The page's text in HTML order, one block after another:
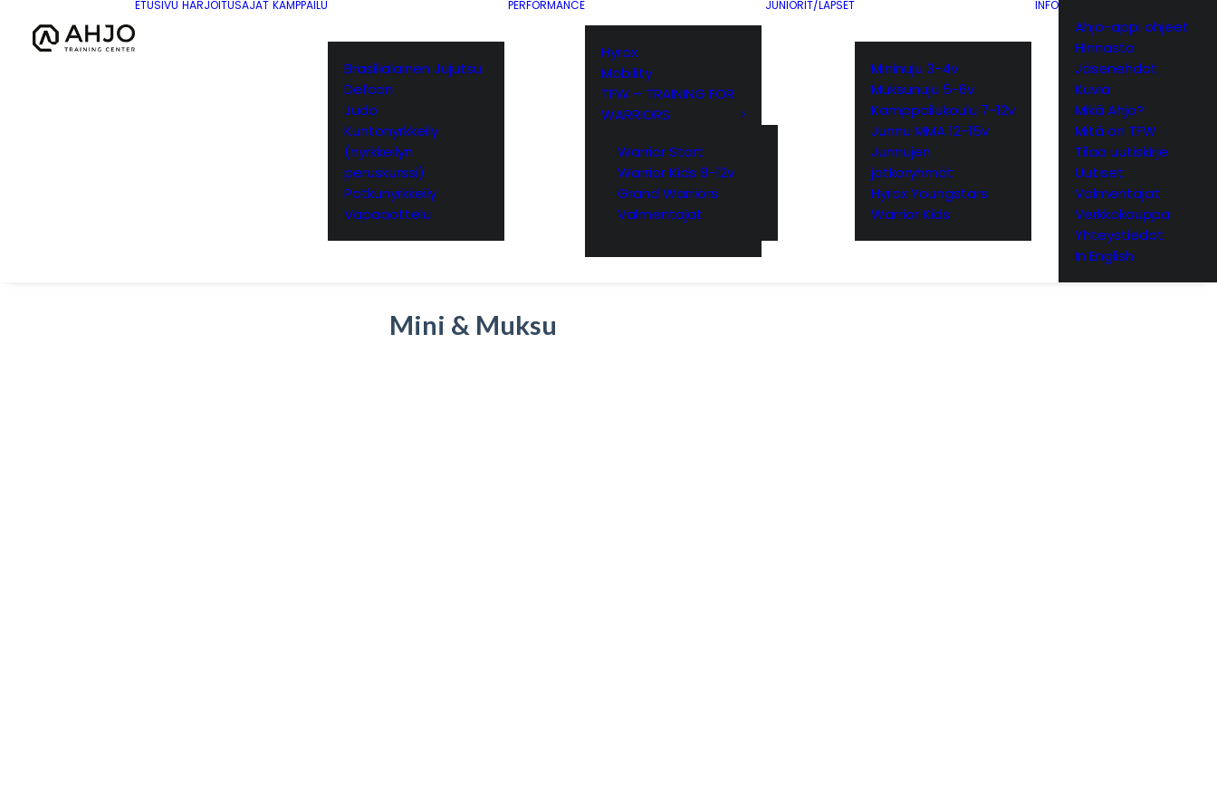
ETUSIVU HARJOITUSAJAT KAMPPAILU
Brasilialainen Jujutsu
Defcon
Judo
Kuntonyrkkeily
(nyrkkeilyn
peruskurssi)
Potkunyrkkeily
Vapaaottelu
PERFORMANCE
Hyrox
Mobility
TFW – TRAINING FOR
WARRIORS
Warrior Start
Warrior Kids 8-12v
Grand Warriors
Valmentajat
JUNIORIT/LAPSET
Mininuju 3-4v
Muksunuju 5-6v
Kamppailukoulu 7-12v
Junnu MMA 12-15v
Junnujen
jatkoryhmät
Hyrox Youngstars
Warrior Kids
INFO
Ahjo-appi ohjeet
Hinnasto
Jäsenehdot
Kuvia
Mikä Ahjo?
Mitä on TFW
Tilaa uutiskirje
Uutiset
Valmentajat
Verkkokauppa
Yhteystiedot
In English
Mini & Muksu